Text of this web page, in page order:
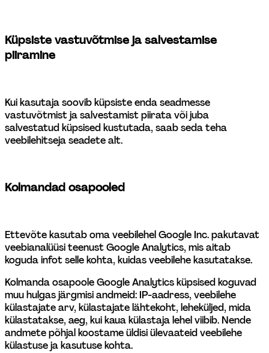
Küpsiste vastuvõtmise ja salvestamise
piiramine
Kui kasutaja soovib küpsiste enda seadmesse
vastuvõtmist ja salvestamist piirata või juba
salvestatud küpsised kustutada, saab seda teha
veebilehitseja seadete alt.
Kolmandad osapooled
Ettevõte kasutab oma veebilehel Google Inc. pakutavat
veebianalüüsi teenust Google Analytics, mis aitab
koguda infot selle kohta, kuidas veebilehe kasutatakse.
Kolmanda osapoole Google Analytics küpsised koguvad
muu hulgas järgmisi andmeid: IP-aadress, veebilehe
külastajate arv, külastajate lähtekoht, leheküljed, mida
külastatakse, aeg, kui kaua külastaja lehel viibib. Nende
andmete põhjal koostame üldisi ülevaateid veebilehe
külastuse ja kasutuse kohta.